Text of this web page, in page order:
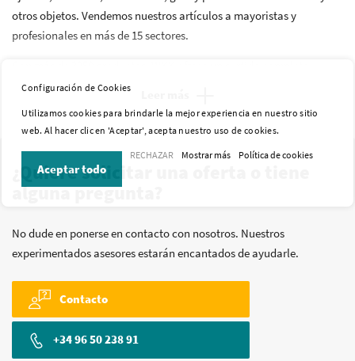
otros objetos. Vendemos nuestros artículos a mayoristas y
profesionales en más de 15 sectores.
Hablamos de bridas, tubos termorretráctiles, prensaestopas,
materiales de fijación. Nuestra oferta se ha creado de acuerdo con
que busca.
¿Quiere solicitar una oferta o tiene
alguna pregunta?
No dude en ponerse en contacto con nosotros. Nuestros
experimentados asesores estarán encantados de ayudarle.
Contacto
+34 96 50 238 91
Configuración de Cookies
Utilizamos cookies para brindarle la mejor experiencia en nuestro sitio
web. Al hacer clic en 'Aceptar', acepta nuestro uso de cookies.
Aceptar todo
RECHAZAR Mostrar más Política de cookies